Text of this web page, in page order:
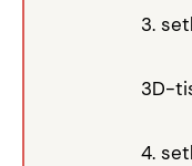
3.
3D-
4.